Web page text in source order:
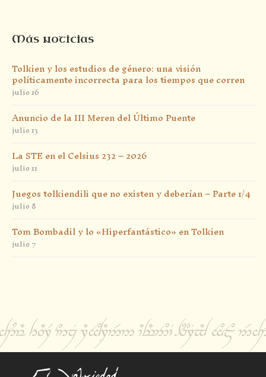
Más noticias
Tolkien y los estudios de género: una visión
políticamente incorrecta para los tiempos que corren
julio 16
Anuncio de la III Meren del Último Puente
julio 13
La STE en el Celsius 232 – 2026
julio 11
Juegos tolkiendili que no existen y deberían – Parte 1/4
julio 8
Tom Bombadil y lo «Hiperfantástico» en Tolkien
julio 7